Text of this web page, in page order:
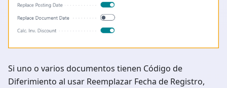
Si uno o varios documentos tienen Código de
Diferimiento al usar Reemplazar Fecha de Registro,